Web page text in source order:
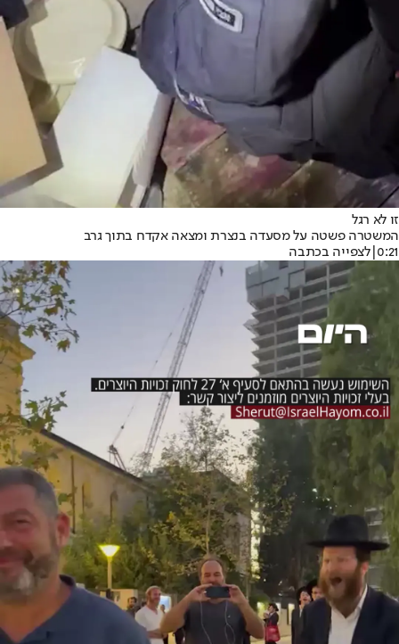
זו לא רגל
המשטרה פשטה על מסעדה בנצרת ומצאה אקדח בתוך גרב
0:21
|לצפייה בכתבה